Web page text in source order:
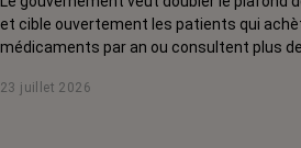
et cible ouvertement les patients qui
médicaments par an ou consultent plus
chroniques, et en premier lieu les
23 juillet 2026